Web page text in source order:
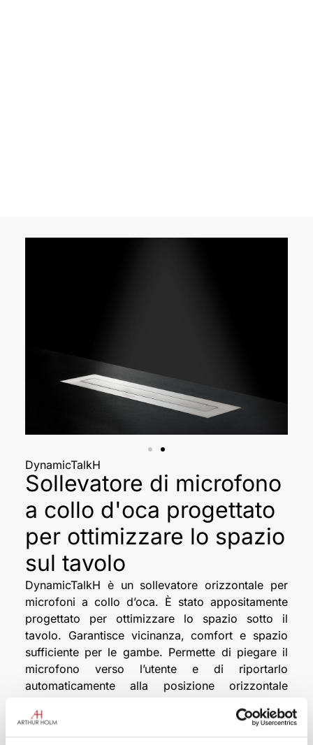
DynamicTalkH
Sollevatore di microfono
a collo d'oca progettato
per ottimizzare lo spazio
sul tavolo
DynamicTalkH è un sollevatore orizzontale per
microfoni a collo d’oca. È stato appositamente
progettato per ottimizzare lo spazio sotto il
tavolo. Garantisce vicinanza, comfort e spazio
sufficiente per le gambe. Permette di piegare il
microfono verso l’utente e di riportarlo
automaticamente alla posizione orizzontale
abilmente il microfono all’interno della scrivania,
ma fornisce anche una luce interna che passa dal